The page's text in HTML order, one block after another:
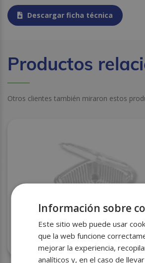
Descargar ficha técnica
Productos
Otros clientes también miraron estos
TARRINA PET ECO 250CC. P.50
Información sobre
Este sitio web puede usar
que la web funcione
mejorar la experiencia,
analíticos y, en el caso de